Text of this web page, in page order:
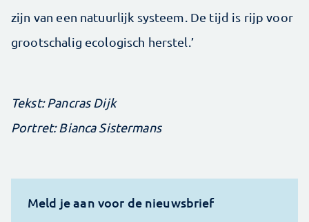
zijn van een natuurlijk systeem. De tijd is rijp voor
grootschalig ecologisch ­herstel.’
Tekst: Pancras Dijk
Portret: Bianca Sistermans
Meld je aan voor de nieuwsbrief